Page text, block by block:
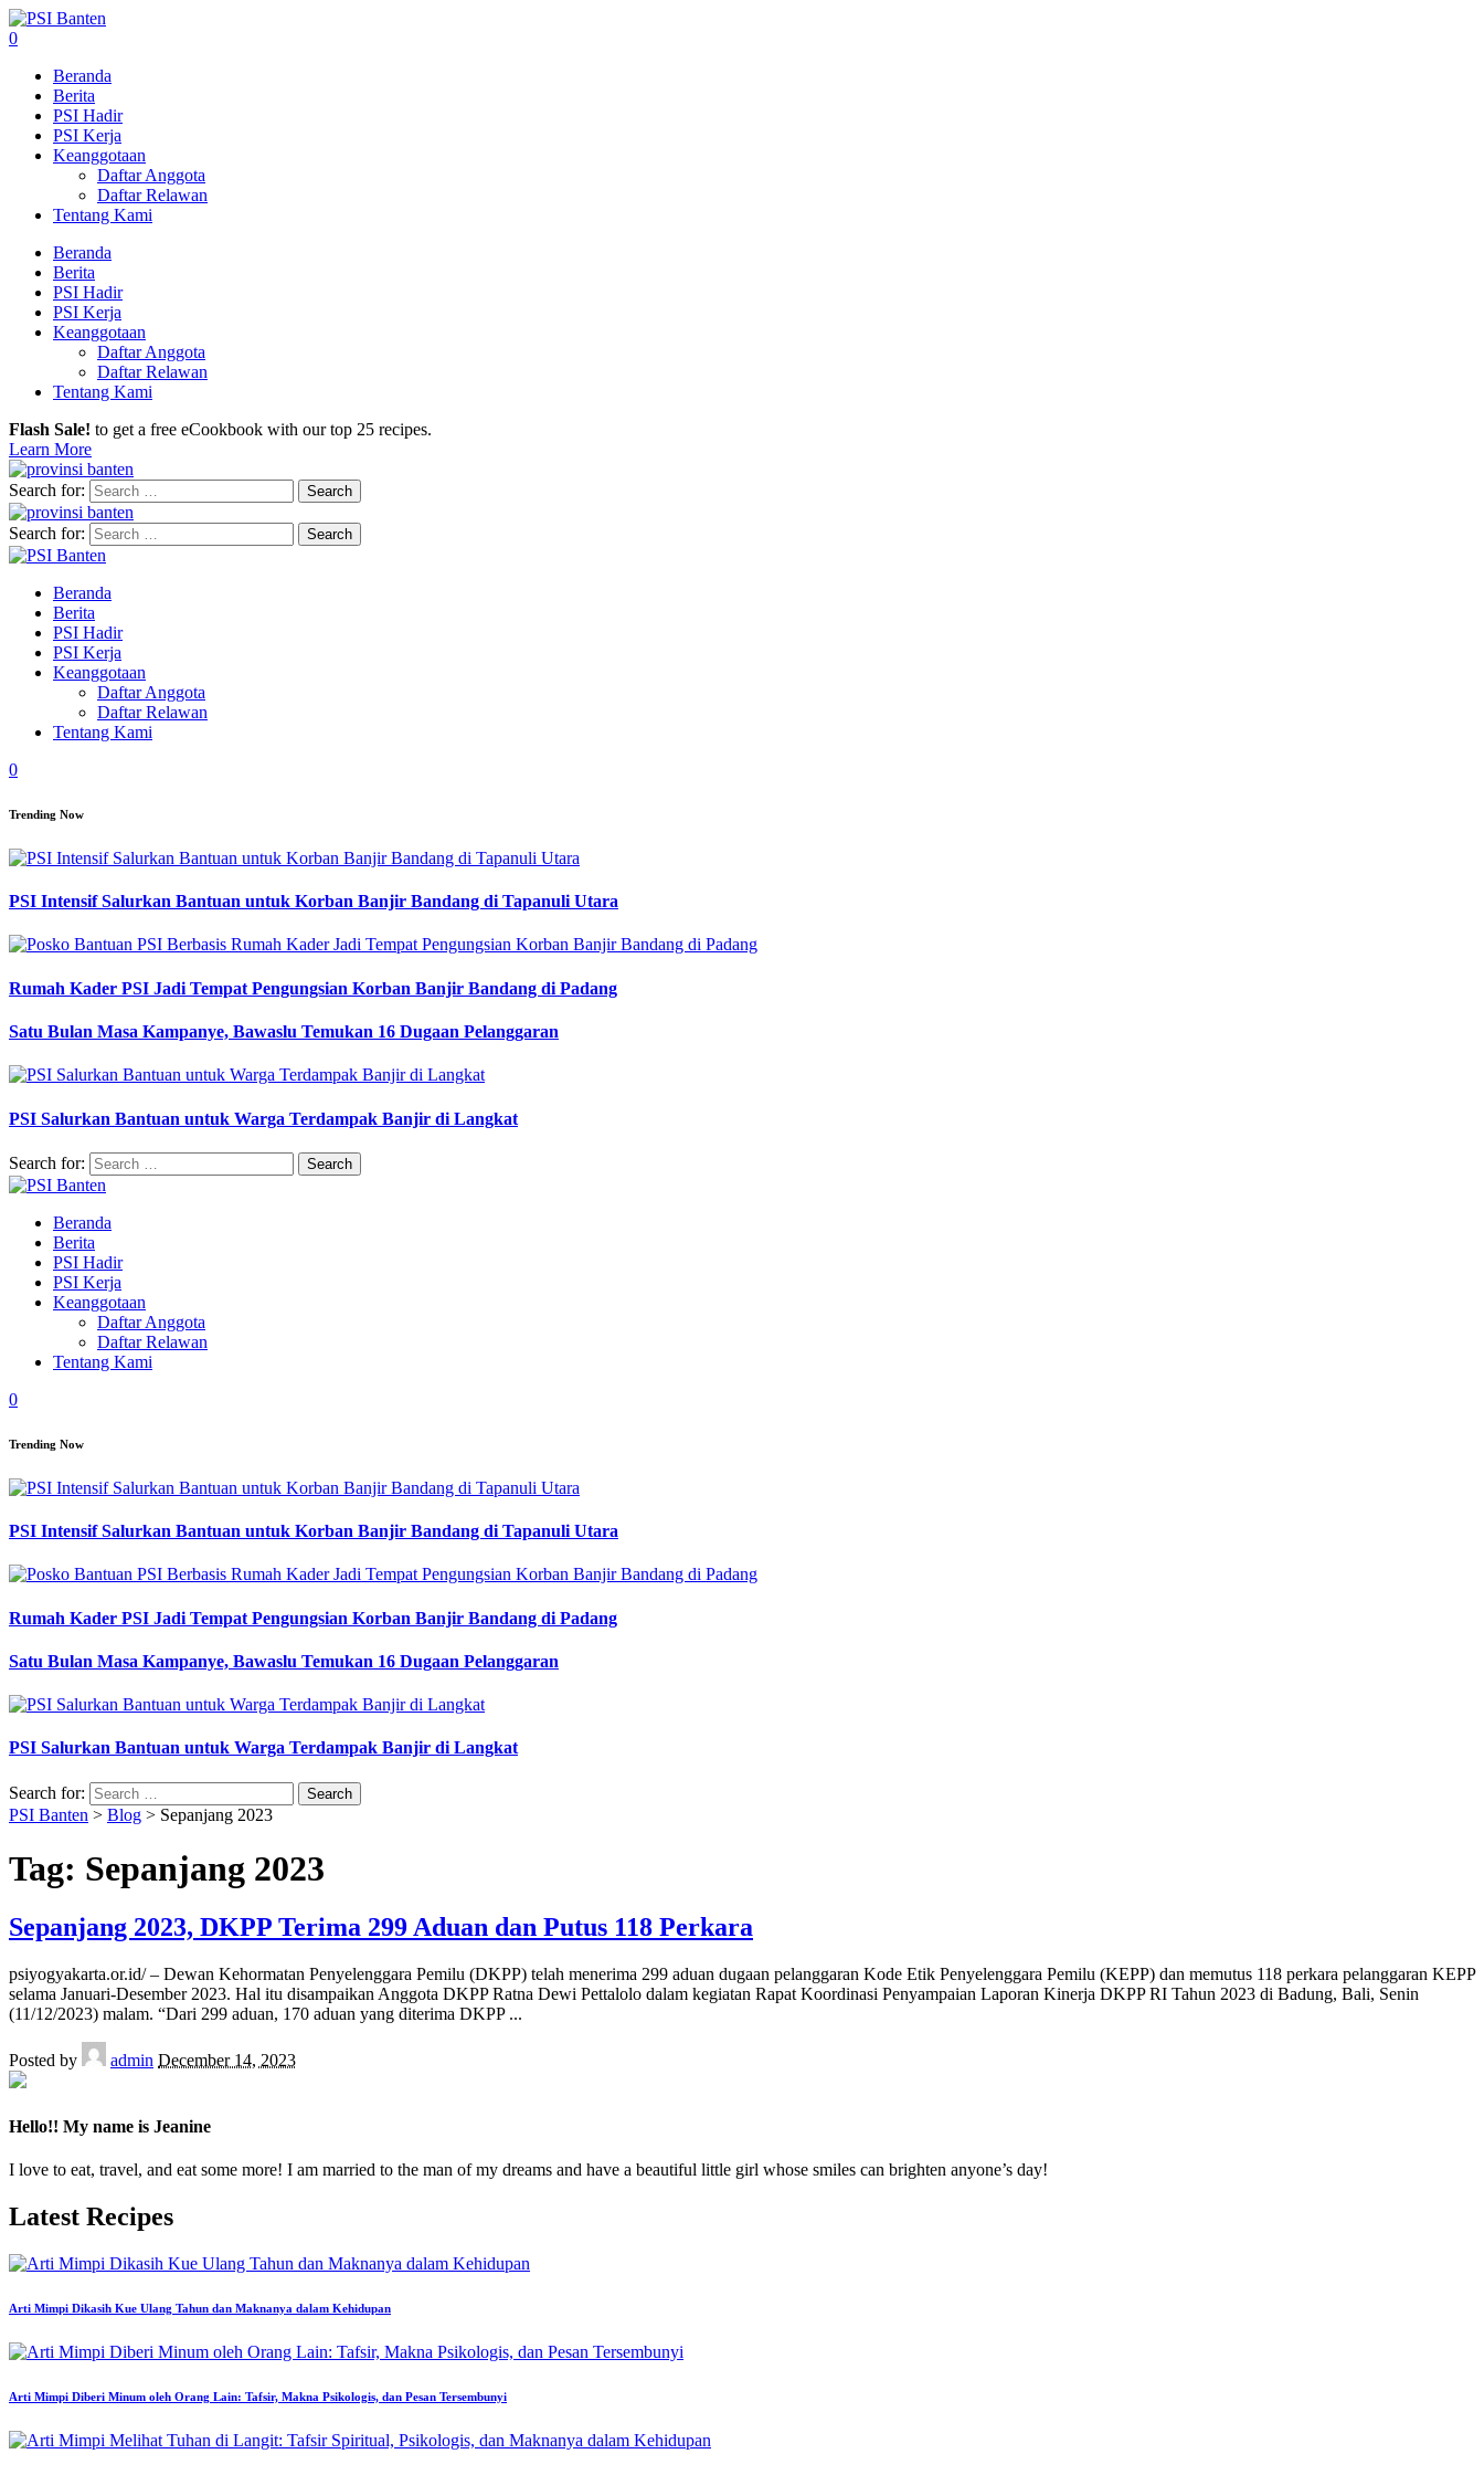
0
Beranda
Berita
PSI Hadir
PSI Kerja
Keanggotaan
Daftar Anggota
Daftar Relawan
Tentang Kami
Beranda
Berita
PSI Hadir
PSI Kerja
Keanggotaan
Daftar Anggota
Daftar Relawan
Tentang Kami
Flash Sale! to get a free eCookbook with our top 25 recipes.
Learn More
Search for:
Search for:
Beranda
Berita
PSI Hadir
PSI Kerja
Keanggotaan
Daftar Anggota
Daftar Relawan
Tentang Kami
0
Trending Now
PSI Intensif Salurkan Bantuan untuk Korban Banjir Bandang di Tapanuli Utara
Rumah Kader PSI Jadi Tempat Pengungsian Korban Banjir Bandang di Padang
Satu Bulan Masa Kampanye, Bawaslu Temukan 16 Dugaan Pelanggaran
PSI Salurkan Bantuan untuk Warga Terdampak Banjir di Langkat
Search for:
Beranda
Berita
PSI Hadir
PSI Kerja
Keanggotaan
Daftar Anggota
Daftar Relawan
Tentang Kami
0
Trending Now
PSI Intensif Salurkan Bantuan untuk Korban Banjir Bandang di Tapanuli Utara
Rumah Kader PSI Jadi Tempat Pengungsian Korban Banjir Bandang di Padang
Satu Bulan Masa Kampanye, Bawaslu Temukan 16 Dugaan Pelanggaran
PSI Salurkan Bantuan untuk Warga Terdampak Banjir di Langkat
Search for:
PSI Banten > Blog > Sepanjang 2023
Tag: Sepanjang 2023
Sepanjang 2023, DKPP Terima 299 Aduan dan Putus 118 Perkara
psiyogyakarta.or.id/ – Dewan Kehormatan Penyelenggara Pemilu (DKPP) telah menerima 299 aduan dugaan pelanggaran Kode Etik Penyelenggara Pemilu (KEPP) dan memutus 118 perkara pelanggaran KEPP
selama Januari-Desember 2023. Hal itu disampaikan Anggota DKPP Ratna Dewi Pettalolo dalam kegiatan Rapat Koordinasi Penyampaian Laporan Kinerja DKPP RI Tahun 2023 di Badung, Bali, Senin
(11/12/2023) malam. “Dari 299 aduan, 170 aduan yang diterima DKPP ...
Posted by admin December 14, 2023
Hello!! My name is Jeanine
I love to eat, travel, and eat some more! I am married to the man of my dreams and have a beautiful little girl whose smiles can brighten anyone’s day!
Latest Recipes
Arti Mimpi Dikasih Kue Ulang Tahun dan Maknanya dalam Kehidupan
Arti Mimpi Diberi Minum oleh Orang Lain: Tafsir, Makna Psikologis, dan Pesan Tersembunyi